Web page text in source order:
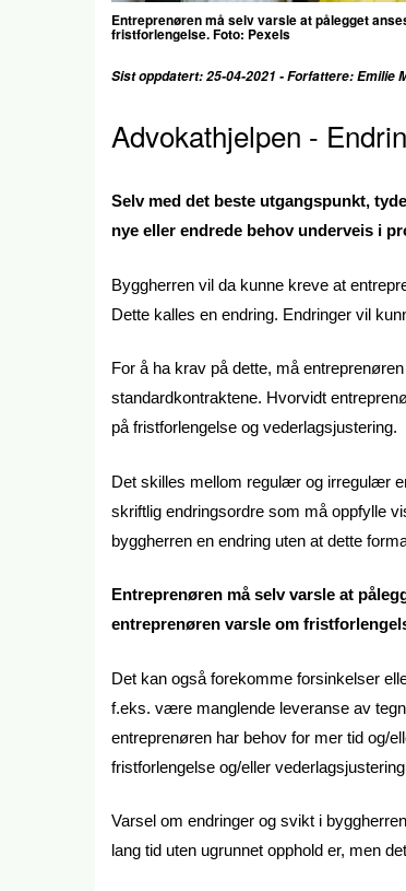
Entreprenøren må selv varsle at pålegget
fristforlengelse. Foto: Pexels
Sist oppdatert: 25-04-2021 - Forfattere:
Advokathjelpen -
Selv med det beste utgangspunkt,
nye eller endrede behov underveis i
Byggherren vil da kunne kreve at
Dette kalles en endring. Endringer vil
For å ha krav på dette, må
standardkontraktene. Hvorvidt
på fristforlengelse og vederlagsjustering.
Det skilles mellom regulær og irregulær
skriftlig endringsordre som må oppfylle
byggherren en endring uten at dette
Entreprenøren må selv varsle at
entreprenøren varsle om
Det kan også forekomme forsinkelser
f.eks. være manglende leveranse av
entreprenøren har behov for mer tid og/
fristforlengelse og/eller
Varsel om endringer og svikt i
lang tid uten ugrunnet opphold er, men